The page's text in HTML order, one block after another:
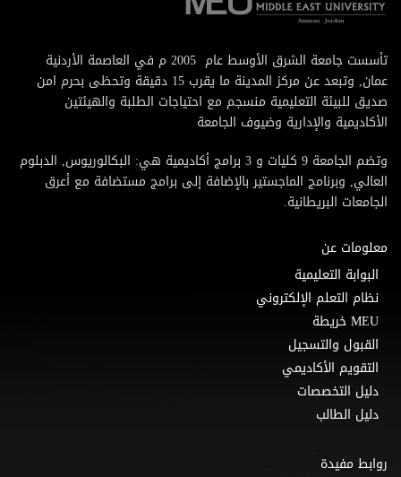
تأسست جامعة الشرق الأوسط عام 2005 م في العاصمة الأردنية
عمان, وتبعد عن مركز المدينة ما يقرب 15 دقيقة وتحظى بحرم امن
صديق للبيئة التعليمية منسجم مع احتياجات الطلبة والهيئتين
الأكاديمية والإدارية وضيوف الجامعة
وتضم الجامعة 9 كليات و 3 برامج أكاديمية هي: البكالوريوس, الدبلوم
العالي, وبرنامج الماجستير بالإضافة إلى برامج مستضافة مع أعرق
الجامعات البريطانية.
معلومات عن
البوابة التعليمية
نظام التعلم الإلكتروني
MEU خريطة
القبول والتسجيل
التقويم الأكاديمي
دليل التخصصات
دليل الطالب
روابط مفيدة